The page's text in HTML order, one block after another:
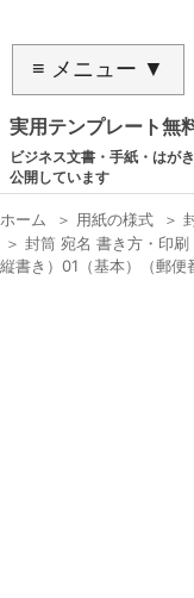
≡ メニュー ▼
実用テンプレート無
ビジネス文書・手紙・はが
公開しています
ホーム ＞ 用紙の様式 ＞
＞ 封筒 宛名 書き方・印刷
縦書き）01（基本）（郵便